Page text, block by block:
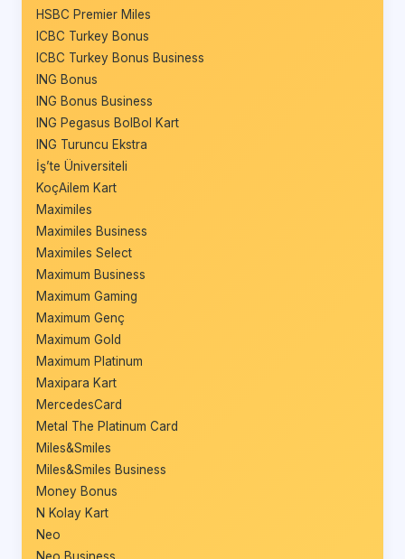
HSBC Premier Miles
ICBC Turkey Bonus
ICBC Turkey Bonus Business
ING Bonus
ING Bonus Business
ING Pegasus BolBol Kart
ING Turuncu Ekstra
İş’te Üniversiteli
KoçAilem Kart
Maximiles
Maximiles Business
Maximiles Select
Maximum Business
Maximum Gaming
Maximum Genç
Maximum Gold
Maximum Platinum
Maxipara Kart
MercedesCard
Metal The Platinum Card
Miles&Smiles
Miles&Smiles Business
Money Bonus
N Kolay Kart
Neo